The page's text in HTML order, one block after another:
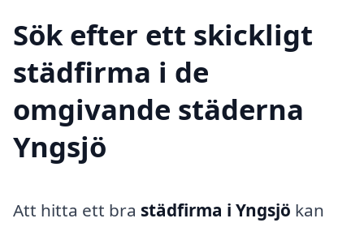
Sök efter ett skickligt
städfirma i de
omgivande städerna
Yngsjö
Att hitta ett bra städfirma i Yngsjö kan